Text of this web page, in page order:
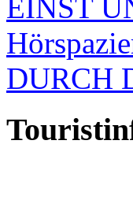
EINST
DURCH